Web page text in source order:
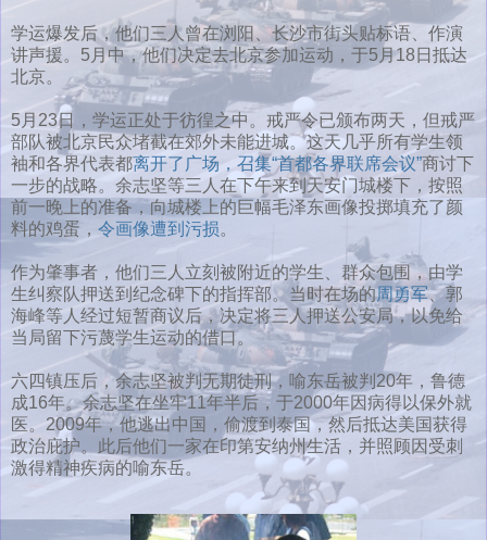
学运爆发后，他们三人曾在浏阳、长沙市街头贴标语、作演
讲声援。5月中，他们决定去北京参加运动，于5月18日抵达
北京。
5月23日，学运正处于彷徨之中。戒严令已颁布两天，但戒严
部队被北京民众堵截在郊外未能进城。这天几乎所有学生领
袖和各界代表都离开了广场，召集“首都各界联席会议”商讨下
一步的战略。余志坚等三人在下午来到天安门城楼下，按照
前一晚上的准备，向城楼上的巨幅毛泽东画像投掷填充了颜
料的鸡蛋， 令画像遭到污损。
作为肇事者，他们三人立刻被附近的学生、群众包围，由学
生纠察队押送到纪念碑下的指挥部。当时在场的周勇军、郭
海峰等人经过短暂商议后，决定将三人押送公安局，以免给
当局留下污蔑学生运动的借口。
六四镇压后，余志坚被判无期徒刑，喻东岳被判20年，鲁德
成16年。余志坚在坐牢11年半后，于2000年因病得以保外就
医。2009年，他逃出中国，偷渡到泰国，然后抵达美国获得
政治庇护。此后他们一家在印第安纳州生活，并照顾因受刺
激得精神疾病的喻东岳。